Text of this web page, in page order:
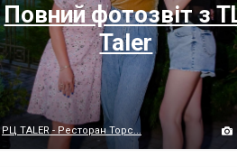
Повний фотозвіт з
Taler
РЦ TALER - Ресторан Торс...